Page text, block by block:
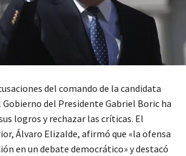
del comando de la candidata
del Presidente Gabriel Boric ha
logros y rechazar las críticas. El
Álvaro Elizalde, afirmó que «la ofensa
en un debate democrático» y destacó